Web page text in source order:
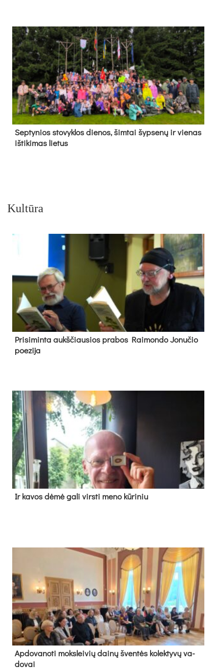
Sep­ty­nios sto­vyk­los die­nos, šim­tai šyp­se­nų ir vie­nas
iš­ti­ki­mas lie­tus
Kultūra
Pri­si­min­ta aukš­čiau­sios pra­bos Rai­mon­do Jo­nu­čio
poe­zi­ja
Ir ka­vos dė­mė ga­li virs­ti me­no kū­ri­niu
Ap­do­va­no­ti moks­lei­vių dai­nų šven­tės ko­lek­ty­vų va­
do­vai